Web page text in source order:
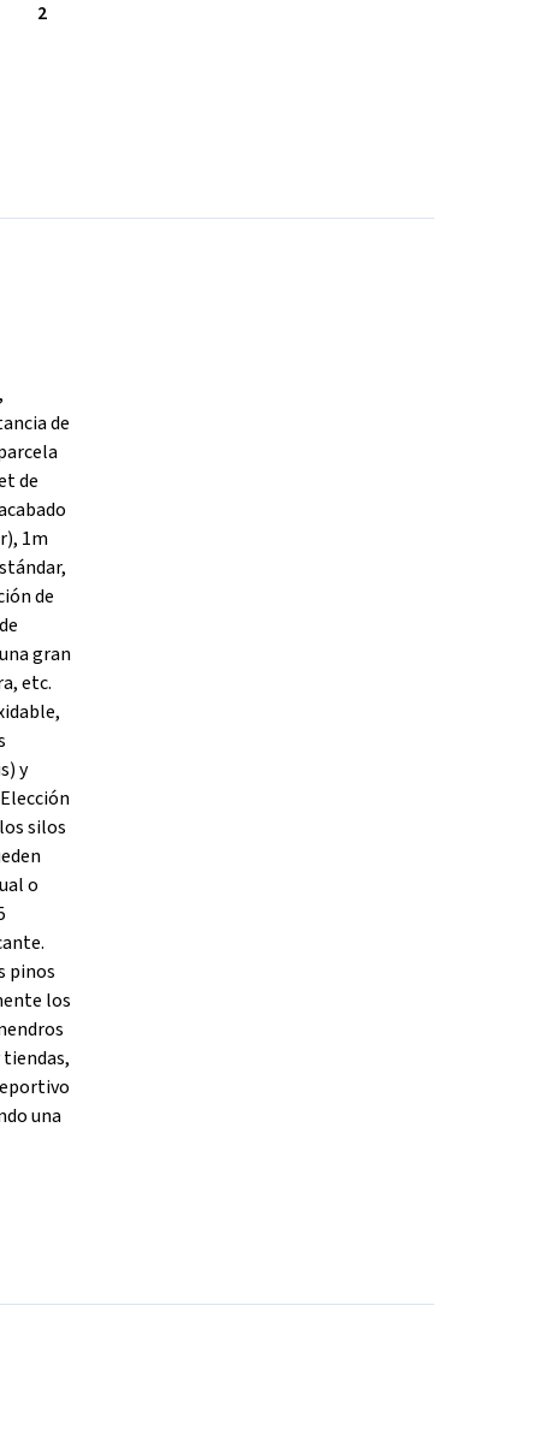
2
de
de
1m
de
gran
etc.
y
silos
o
pinos
los
una